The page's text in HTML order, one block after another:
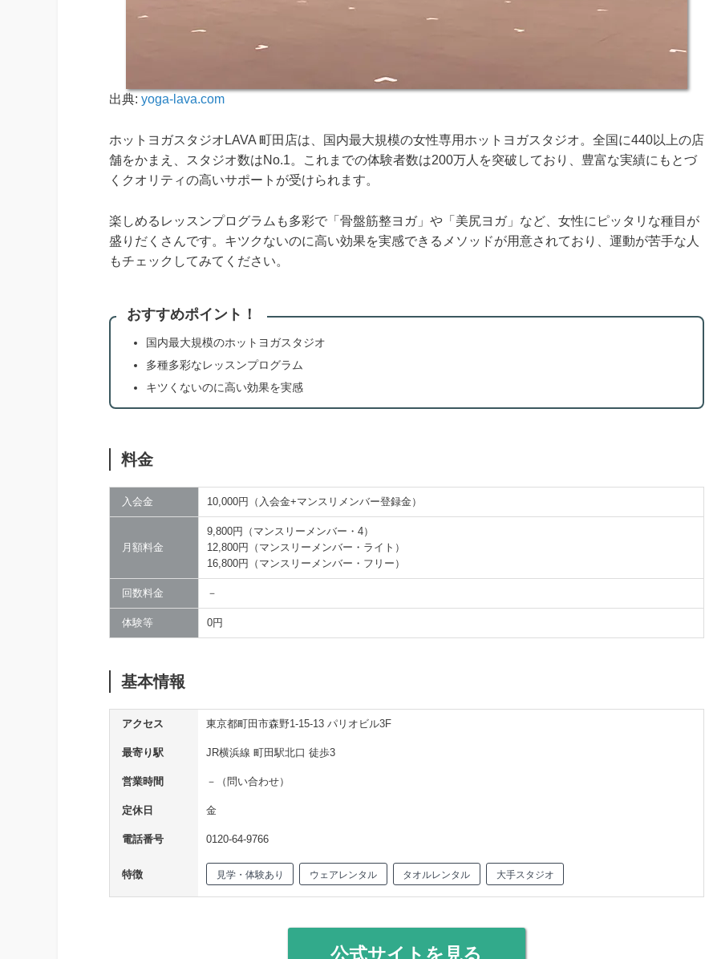
出典: yoga-lava.com
ホットヨガスタジオLAVA 町田店は、国内最大規模の女性専用ホットヨガスタジオ。全国に440以上の店
舗をかまえ、スタジオ数はNo.1。これまでの体験者数は200万人を突破しており、豊富な実績にもとづ
くクオリティの高いサポートが受けられます。
楽しめるレッスンプログラムも多彩で「骨盤筋整ヨガ」や「美尻ヨガ」など、女性にピッタリな種目が
盛りだくさんです。キツクないのに高い効果を実感できるメソッドが用意されており、運動が苦手な人
もチェックしてみてください。
おすすめポイント！
国内最大規模のホットヨガスタジオ
多種多彩なレッスンプログラム
キツくないのに高い効果を実感
料金
入会金 10,000円（入会金+マンスリメンバー登録金）
月額料金
9,800円（マンスリーメンバー・4）
12,800円（マンスリーメンバー・ライト）
16,800円（マンスリーメンバー・フリー）
回数料金 －
体験等 0円
基本情報
アクセス 東京都町田市森野1-15-13 パリオビル3F
最寄り駅 JR横浜線 町田駅北口 徒歩3
営業時間 －（問い合わせ）
定休日 金
電話番号 0120-64-9766
特徴 見学・体験あり ウェアレンタル タオルレンタル 大手スタジオ
公式サイトを見る